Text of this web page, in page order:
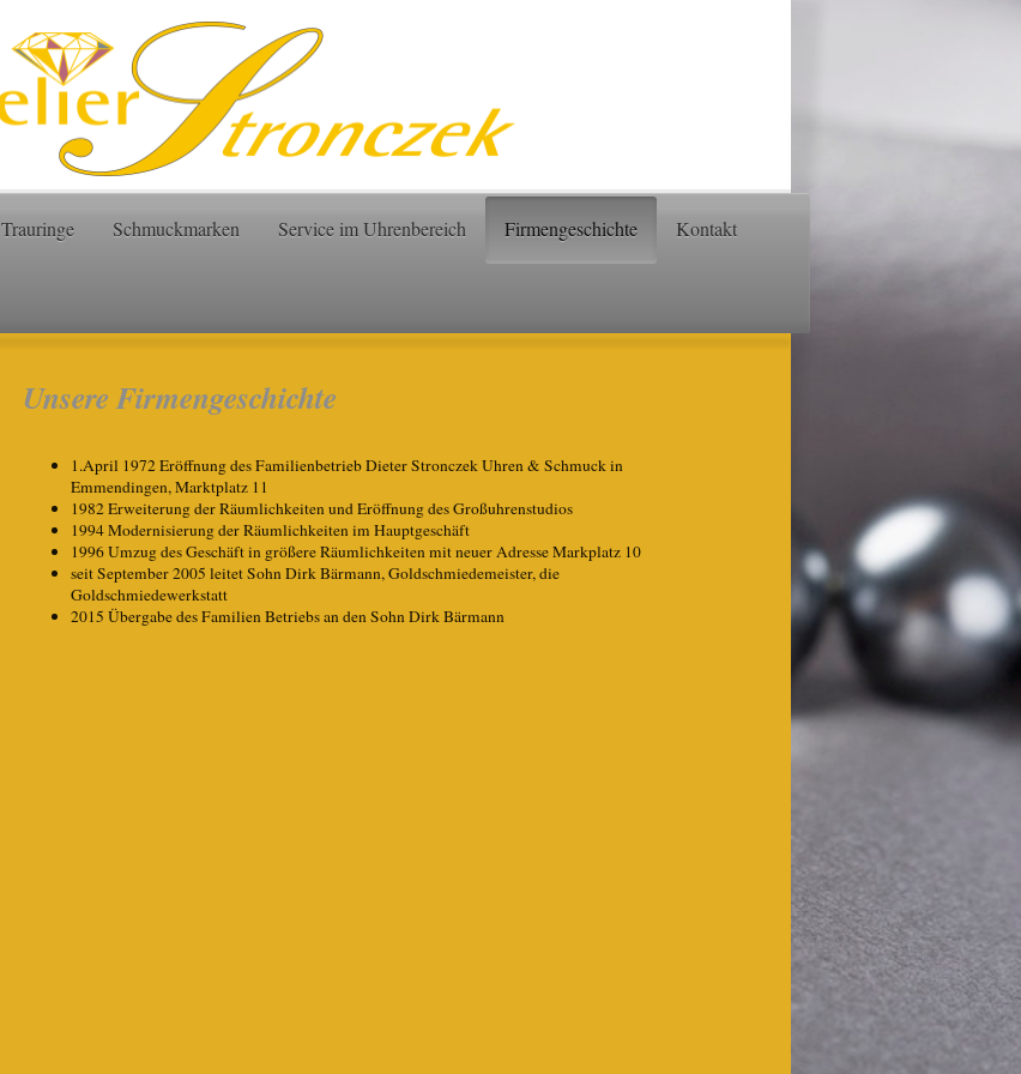
Trauringe Schmuckmarken Service im Uhrenbereich Firmengeschichte Kontakt
Unsere Firmengeschichte
1.April 1972 Eröffnung des Familienbetrieb Dieter Stronczek Uhren & Schmuck in
Emmendingen, Marktplatz 11
1982 Erweiterung der Räumlichkeiten und Eröffnung des Großuhrenstudios
1994 Modernisierung der Räumlichkeiten im Hauptgeschäft
1996 Umzug des Geschäft in größere Räumlichkeiten mit neuer Adresse Markplatz 10
seit September 2005 leitet Sohn Dirk Bärmann, Goldschmiedemeister, die
Goldschmiedewerkstatt
2015 Übergabe des Familien Betriebs an den Sohn Dirk Bärmann